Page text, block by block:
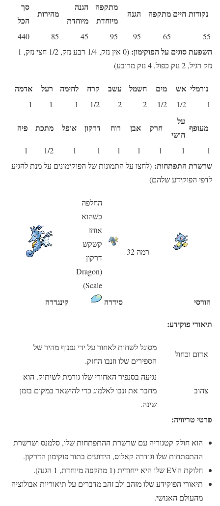
נקודות חיים מתקפה הגנה
מתקפה
מיוחדת
הגנה
מיוחדת
מהירות
סך
הכל
55
65
95
95
45
85
440
השפעת סוגים על הפוקימון:
(0 אין נזק, 1/4 רבע נזק, 1/2 חצי נזק, 1
נזק רגיל, 2 נזק כפול, 4 נזק מרובע)
נורמלי אש מים חשמל עשב קרח לחימה רעל אדמה
1
1/2
1/2
2
2
1/2
1
1
1
מעופף
על
חושי
חרק אבן רוח דרקון אופל מתכת פיה
1
1
1
1
1
1
1
1/2
1
שרשרת התפתחות: (לחצו על התמונות של הפוקימונים על מנת להגיע
לדפי הפוקידע שלהם)
רמה 32
החלפה
כשהוא
אוחז
קשקש
דרקון
(Dragon
Scale)
הורסי סידרה
קינגדרה
תיאורי פוקידע:
אדום וכחול
מסוגל לשחות לאחור על ידי נפנוף מהיר של
הספירים שלו וזנבו החזק.
צהוב
נגיעה בסנפיר האחורי שלו גורמת לשיתוק. הוא
מחבר את זנבו לאלמוג כדי להישאר במקום בזמן
שינה.
פרטי טריוויה:
הוא חולק קטגוריה עם שרשרת ההתפתחות שלו, סלמנס ושרשרת
ההתפתחות שלו וגודרה קאלוס, הידועים בתור פוקימון הדרקון.
חלוקת הEV שלו היא ייחודית (1 מתקפה מיוחדת, 1 הגנה).
תיאורי הפוקידע שלו מזהב ולב זהב מדברים על תיאוריות אבולוציה
מהעולם האנושי.